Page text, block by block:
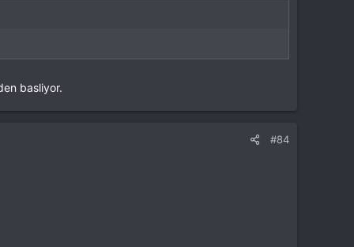
basliyor.
#84